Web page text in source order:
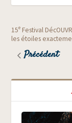
15e Festival
les étoiles
Précédent